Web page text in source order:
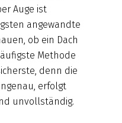
Auge ist
angewandte
ob ein Dach
Methode
denn die
erfolgt
unvollständig.